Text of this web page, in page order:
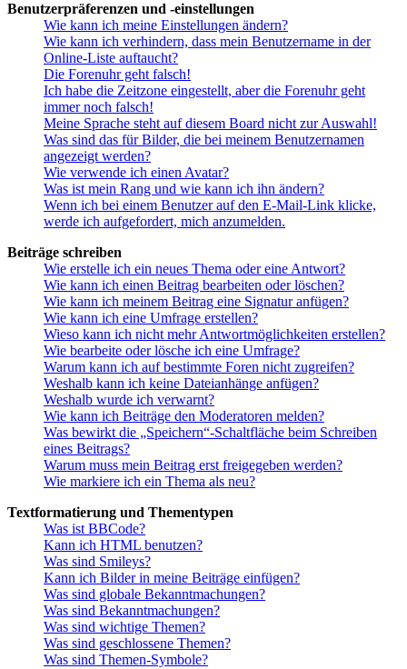
Benutzerpräferenzen und -einstellungen
Wie kann ich meine Einstellungen ändern?
Wie kann ich verhindern, dass mein Benutzername in der
Online-Liste auftaucht?
Die Forenuhr geht falsch!
Ich habe die Zeitzone eingestellt, aber die Forenuhr geht
immer noch falsch!
Meine Sprache steht auf diesem Board nicht zur Auswahl!
Was sind das für Bilder, die bei meinem Benutzernamen
angezeigt werden?
Wie verwende ich einen Avatar?
Was ist mein Rang und wie kann ich ihn ändern?
Wenn ich bei einem Benutzer auf den E-Mail-Link klicke,
werde ich aufgefordert, mich anzumelden.
Beiträge schreiben
Wie erstelle ich ein neues Thema oder eine Antwort?
Wie kann ich einen Beitrag bearbeiten oder löschen?
Wie kann ich meinem Beitrag eine Signatur anfügen?
Wie kann ich eine Umfrage erstellen?
Wieso kann ich nicht mehr Antwortmöglichkeiten erstellen?
Wie bearbeite oder lösche ich eine Umfrage?
Warum kann ich auf bestimmte Foren nicht zugreifen?
Weshalb kann ich keine Dateianhänge anfügen?
Weshalb wurde ich verwarnt?
Wie kann ich Beiträge den Moderatoren melden?
Was bewirkt die „Speichern“-Schaltfläche beim Schreiben
eines Beitrags?
Warum muss mein Beitrag erst freigegeben werden?
Wie markiere ich ein Thema als neu?
Textformatierung und Thementypen
Was ist BBCode?
Kann ich HTML benutzen?
Was sind Smileys?
Kann ich Bilder in meine Beiträge einfügen?
Was sind globale Bekanntmachungen?
Was sind Bekanntmachungen?
Was sind wichtige Themen?
Was sind geschlossene Themen?
Was sind Themen-Symbole?